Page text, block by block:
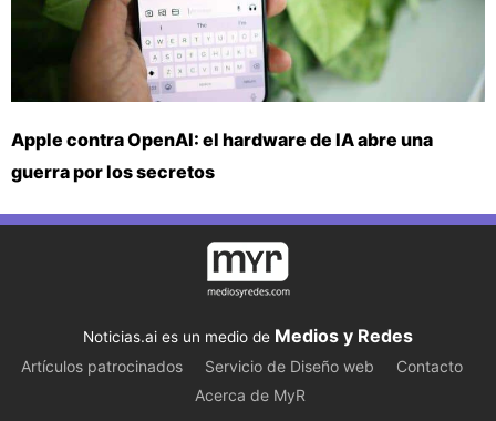
Apple contra OpenAI: el hardware de IA abre una
guerra por los secretos
Noticias.ai es un medio de Medios y Redes
Artículos patrocinados Servicio de Diseño web
Contacto
Acerca de MyR